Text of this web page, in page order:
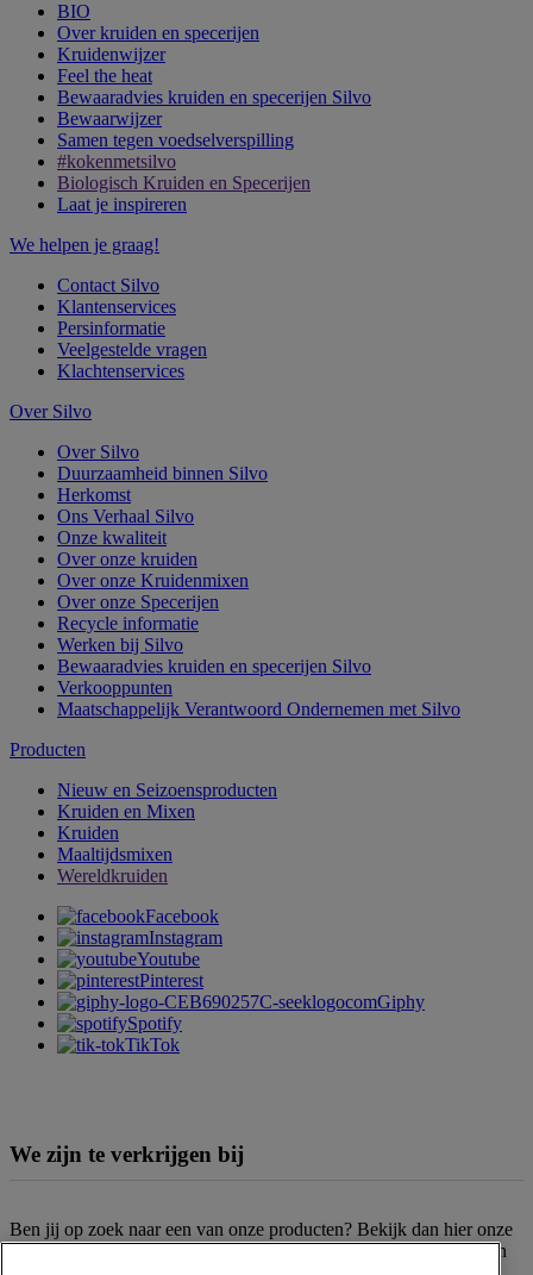
BIO
Over kruiden en specerijen
Kruidenwijzer
Feel the heat
Bewaaradvies kruiden en specerijen Silvo
Bewaarwijzer
Samen tegen voedselverspilling
#kokenmetsilvo
Biologisch Kruiden en Specerijen
Laat je inspireren
We helpen je graag!
Contact Silvo
Klantenservices
Persinformatie
Veelgestelde vragen
Klachtenservices
Over Silvo
Over Silvo
Duurzaamheid binnen Silvo
Herkomst
Ons Verhaal Silvo
Onze kwaliteit
Over onze kruiden
Over onze Kruidenmixen
Over onze Specerijen
Recycle informatie
Werken bij Silvo
Bewaaradvies kruiden en specerijen Silvo
Verkooppunten
Maatschappelijk Verantwoord Ondernemen met Silvo
Producten
Nieuw en Seizoensproducten
Kruiden en Mixen
Kruiden
Maaltijdsmixen
Wereldkruiden
Facebook
Instagram
Youtube
Pinterest
Giphy
Spotify
TikTok
We zijn te verkrijgen bij
Ben jij op zoek naar een van onze producten? Bekijk dan hier onze
verkooppunten. Het assortiment kan per filiaal en supermarktketen